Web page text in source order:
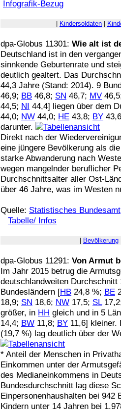
Infografik-Bezug
Kindersoldaten
dpa-Globus 11301: Wie alt ist
Deutschland ist in den
sinnkende Geburtenrate und
deutlich gealtert. Das
44,3 Jahre (Stand: 2014). 9
46,9; BB 46,8; SN 46,7; MV
44,5; NI 44,4] liegen über dem
44,0; NW 44,0; HE 43,8; BY
darunter.
Direkt nach der
eine jüngere Bevölkerung als
starke Abwanderung nach
wegen mangelnder beruflicher
Durchschnittsalter aller Ost-
über 46 Jahre, was im Westen
Quelle: Statistisches Bundesamt
Tabelle/ Infos
Bevölkerung
dpa-Globus 11291: Von Armut
Im Jahr 2015 betrug die
deutschlandweiten Durchschnitt
Bundesländern [HB 24,8 %; BE
18,9; SN 18,6; NW 17,5; SL
größer, in HH gleich und in 5
14,4; BW 11,8; BY 11,6] kleiner.
(19,7 %) lag deutlich über der
* Anteil der Menschen in
Einkommen unter der
des Medianeinkommens in
Bundesdurchschnitt lag diese
Einpersonenhaushalten bei 942
Kindern unter 14 Jahren bei